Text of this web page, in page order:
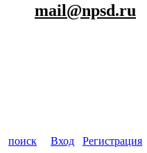
mail@npsd.ru
поиск Вход Регистрация